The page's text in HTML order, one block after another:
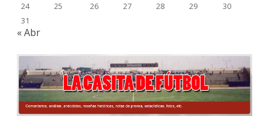
24
25 26 27 28 29
30
31
« Abr